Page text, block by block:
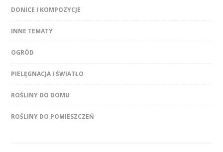
DONICE I KOMPOZYCJE
INNE TEMATY
OGRÓD
PIELĘGNACJA I ŚWIATŁO
ROŚLINY DO DOMU
ROŚLINY DO POMIESZCZEŃ